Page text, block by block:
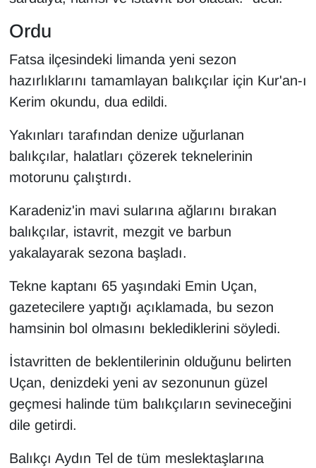
Ordu
Fatsa ilçesindeki limanda yeni sezon
hazırlıklarını tamamlayan balıkçılar için Kur'an-ı
Kerim okundu, dua edildi.
Yakınları tarafından denize uğurlanan
balıkçılar, halatları çözerek teknelerinin
motorunu çalıştırdı.
Karadeniz'in mavi sularına ağlarını bırakan
balıkçılar, istavrit, mezgit ve barbun
yakalayarak sezona başladı.
Tekne kaptanı 65 yaşındaki Emin Uçan,
gazetecilere yaptığı açıklamada, bu sezon
hamsinin bol olmasını beklediklerini söyledi.
İstavritten de beklentilerinin olduğunu belirten
Uçan, denizdeki yeni av sezonunun güzel
geçmesi halinde tüm balıkçıların sevineceğini
dile getirdi.
Balıkçı Aydın Tel de tüm meslektaşlarına